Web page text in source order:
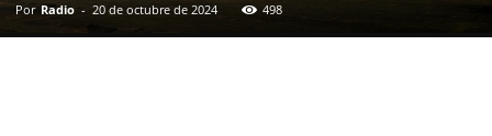
Por Radio - 20 de octubre de 2024 498